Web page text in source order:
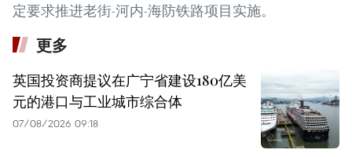
定要求推进老街-河内-海防铁路项目实施。
更多
英国投资商提议在广宁省建设180亿美
元的港口与工业城市综合体
07/08/2026 09:18